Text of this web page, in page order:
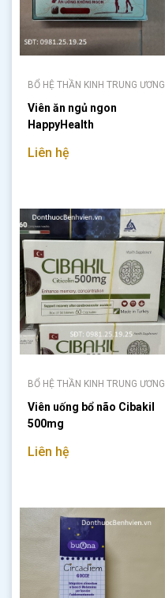
BỔ HỆ THẦN KINH TRUNG ƯƠNG
Viên ăn ngủ ngon
HappyHealth
Liên hệ
BỔ HỆ THẦN KINH TRUNG ƯƠNG
Viên uống bổ não Cibakil
500mg
Liên hệ